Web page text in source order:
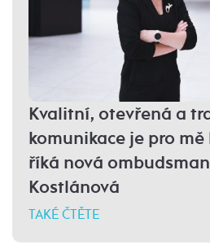
Kvalitní, otevřená a
komunikace je pro
říká nová
Kostlánová
TAKÉ ČTĚTE